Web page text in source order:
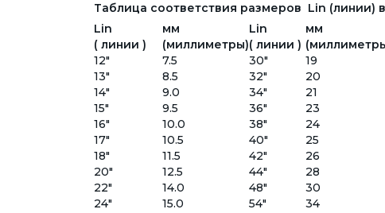
Таблица соответствия размеров Lin (линии)
Lin
мм Lin
мм
( линии )
(миллиметры)( линии )
12"
7.5 30"
19
13"
8.5 32"
20
14"
9.0 34"
21
15"
9.5 36"
23
16"
10.0 38"
24
17"
10.5 40"
25
18"
11.5 42"
26
20"
12.5 44"
28
22"
14.0 48"
30
24"
15.0 54"
34